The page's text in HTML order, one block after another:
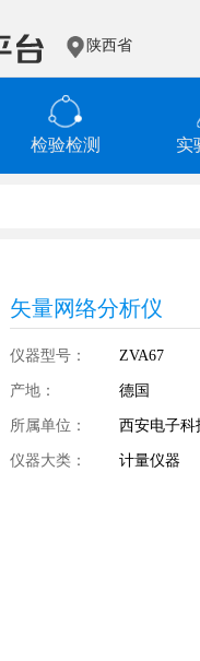
陕西省
检验检测 实
矢量网络分析仪
仪器型号： ZVA67
产地： 德国
所属单位： 西安电子科
仪器大类： 计量仪器